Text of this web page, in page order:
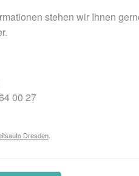
stehen wir Ihnen
00 27
Dresden